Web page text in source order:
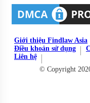
Giới thiệu Findlaw Asia
Điều khoản sử dụng
Liên hệ
© Copyright